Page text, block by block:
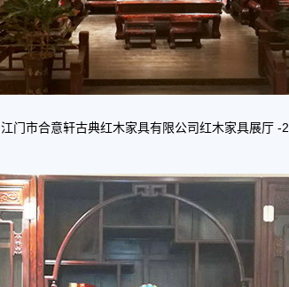
江门市合意轩古典红木家具有限公司红木家具展厅 -2